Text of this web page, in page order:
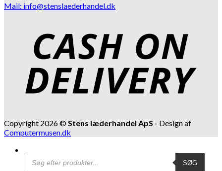
Mail: info@stenslaederhandel.dk
Copyright 2026 © Stens læderhandel ApS - Design af
Computermusen.dk
Products
search
SØG